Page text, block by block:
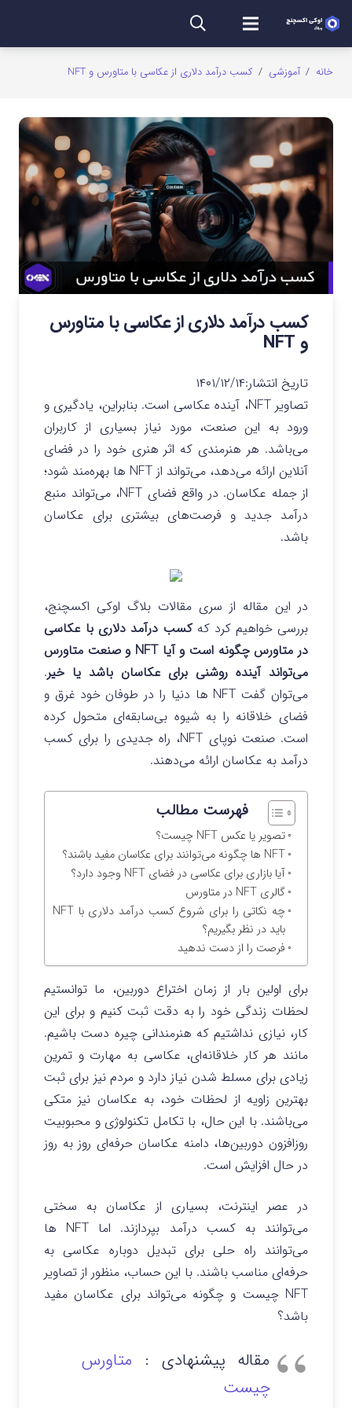
خانه / آموزشی / کسب درآمد دلاری از عکاسی با متاورس و NFT
کسب درآمد دلاری از عکاسی با متاورس
و NFT
تاریخ انتشار:۱۴۰۱/۱۲/۱۴
تصاویر NFT، آینده عکاسی است. بنابراین، یادگیری و
ورود به این صنعت، مورد نیاز بسیاری از کاربران
می‌باشد. هر هنرمندی که اثر هنری خود را در فضای
آنلاین ارائه می‌دهد، می‌تواند از NFT ها بهره‌مند شود؛
از جمله عکاسان. در واقع فضای NFT، می‌تواند منبع
درآمد جدید و فرصت‌های بیشتری برای عکاسان
باشد.
در این مقاله از سری مقالات بلاگ اوکی اکسچنج،
بررسی خواهیم کرد کهکسب درآمد دلاری با عکاسی
در متاورس چگونه است و آیا NFT و صنعت متاورس
می‌تواند آینده‌ روشنی برای عکاسان باشد یا خیر.
می‌توان گفت NFT ها دنیا را در طوفان خود غرق و
فضای خلاقانه را به شیوه بی‌سابقه‌ای متحول کرده
است. صنعت نوپای NFT، راه جدیدی را برای کسب
درآمد به عکاسان ارائه می‌دهند.
فهرست مطالب
تصویر یا عکس NFT چیست؟
NFT ها چگونه می‌توانند برای عکاسان مفید باشند؟
آیا بازاری برای عکاسی در فضای NFT وجود دارد؟
گالری NFT در متاورس
چه نکاتی را برای شروع کسب درآمد دلاری با NFT
باید در نظر بگیریم؟
فرصت را از دست ندهید
برای اولین بار از زمان اختراع دوربین، ما توانستیم
لحظات زندگی خود را به دقت ثبت کنیم و برای این
کار، نیازی نداشتیم که هنرمندانی چیره دست باشیم.
مانند هر کار خلاقانه‌ای، عکاسی به مهارت و تمرین
زیادی برای مسلط شدن نیاز دارد و مردم نیز برای ثبت
بهترین زاویه از لحظات خود، به عکاسان نیز متکی
می‌باشند. با این حال، با تکامل تکنولوژی و محبوبیت
روزافزون دوربین‌ها، دامنه عکاسان حرفه‌ای روز به روز
در حال افزایش است.
در عصر اینترنت، بسیاری از عکاسان به سختی
می‌‎توانند به کسب درآمد بپردازند. اما NFT ها
می‌توانند راه حلی برای تبدیل دوباره عکاسی به
حرفه‌ای مناسب باشند. با این حساب، منظور از تصاویر
NFT چیست و چگونه می‌تواند برای عکاسان مفید
باشد؟
مقاله پیشنهادی : متاورس
چیست